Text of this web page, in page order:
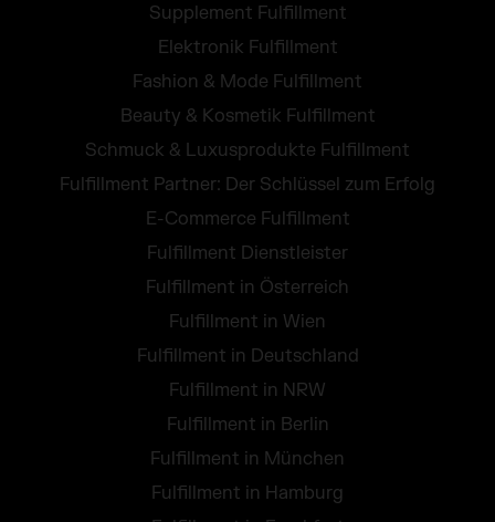
Supplement Fulfillment
Elektronik Fulfillment
Fashion & Mode Fulfillment
Beauty & Kosmetik Fulfillment
Schmuck & Luxusprodukte Fulfillment
Fulfillment Partner: Der Schlüssel zum Erfolg
E-Commerce Fulfillment
Fulfillment Dienstleister
Fulfillment in Österreich
Fulfillment in Wien
Fulfillment in Deutschland
Fulfillment in NRW
Fulfillment in Berlin
Fulfillment in München
Fulfillment in Hamburg